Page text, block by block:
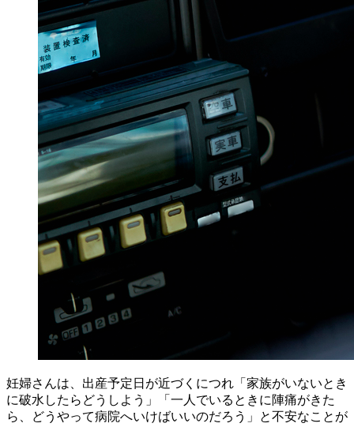
妊婦さんは、出産予定日が近づくにつれ「家族がいないとき
に破水したらどうしよう」「一人でいるときに陣痛がきた
ら、どうやって病院へいけばいいのだろう」と不安なことが